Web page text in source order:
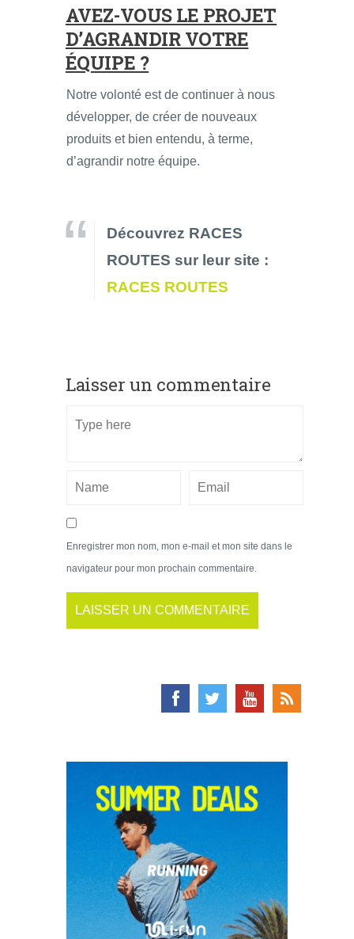
AVEZ-VOUS LE PROJET
D’AGRANDIR VOTRE
ÉQUIPE ?
Notre volonté est de continuer à nous
développer, de créer de nouveaux
produits et bien entendu, à terme,
d’agrandir notre équipe.
Découvrez RACES
ROUTES sur leur site :
RACES ROUTES
Laisser un commentaire
Enregistrer mon nom, mon e-mail et mon site dans le
navigateur pour mon prochain commentaire.